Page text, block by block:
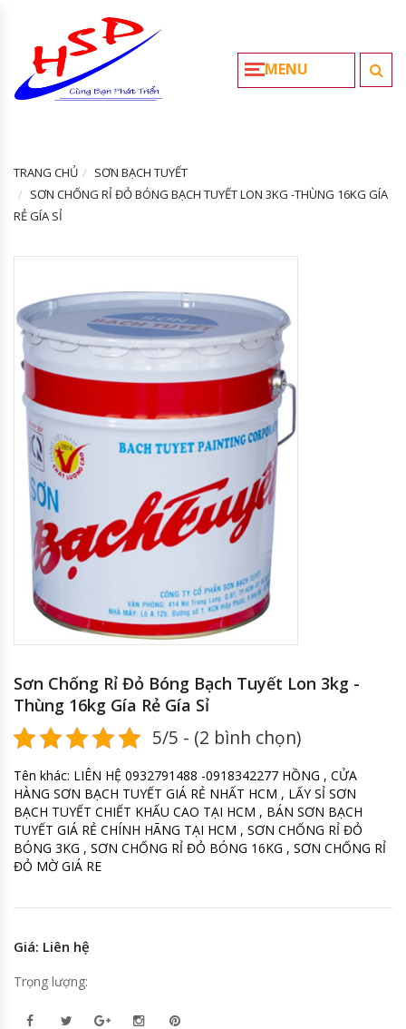
MENU
TRANG CHỦ
SƠN BẠCH TUYẾT
SƠN CHỐNG RỈ ĐỎ BÓNG BẠCH TUYẾT LON 3KG -THÙNG 16KG GÍA
RẺ GÍA SỈ
Sơn Chống Rỉ Đỏ Bóng Bạch Tuyết Lon 3kg -
Thùng 16kg Gía Rẻ Gía Sỉ
5/5 - (2 bình chọn)
Tên khác: LIÊN HỆ 0932791488 -0918342277 HỒNG , CỬA
HÀNG SƠN BẠCH TUYẾT GIÁ RẺ NHẤT HCM , LẤY SỈ SƠN
BẠCH TUYẾT CHIẾT KHẤU CAO TẠI HCM , BÁN SƠN BẠCH
TUYẾT GIÁ RẺ CHÍNH HÃNG TẠI HCM , SƠN CHỐNG RỈ ĐỎ
BÓNG 3KG , SƠN CHỐNG RỈ ĐỎ BÓNG 16KG , SƠN CHỐNG RỈ
ĐỎ MỜ GIÁ RE
Giá: Liên hệ
Trọng lượng: